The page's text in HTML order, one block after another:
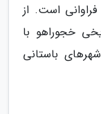
است. از
خجوراهو با
باستانی